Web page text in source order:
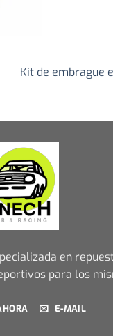
Kit de embrague
en
para los
E-MAIL